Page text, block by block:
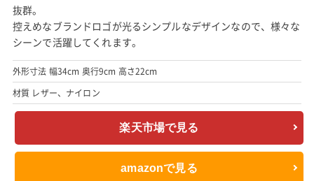
抜群。
控えめなブランドロゴが光るシンプルなデザインなので、様々な
シーンで活躍してくれます。
外形寸法 幅34cm 奥行9cm 高さ22cm
材質 レザー、ナイロン
楽天市場で見る
amazonで見る